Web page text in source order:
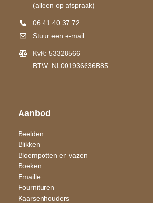
(alleen op afspraak)
06 41 40 37 72
Stuur een e-mail
KvK: 53328566
BTW: NL001936636B85
Aanbod
Beelden
Blikken
Bloempotten en vazen
Boeken
Emaille
Fournituren
Kaarsen​houders